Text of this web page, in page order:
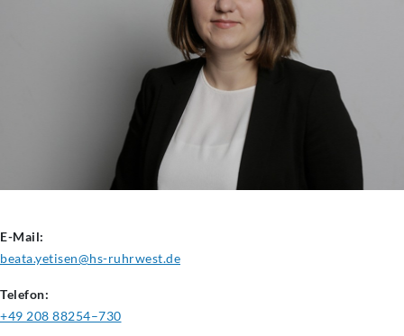
E-Mail:
beata.yetisen@hs-ruhrwest.de
Telefon:
+49 208 88254–730